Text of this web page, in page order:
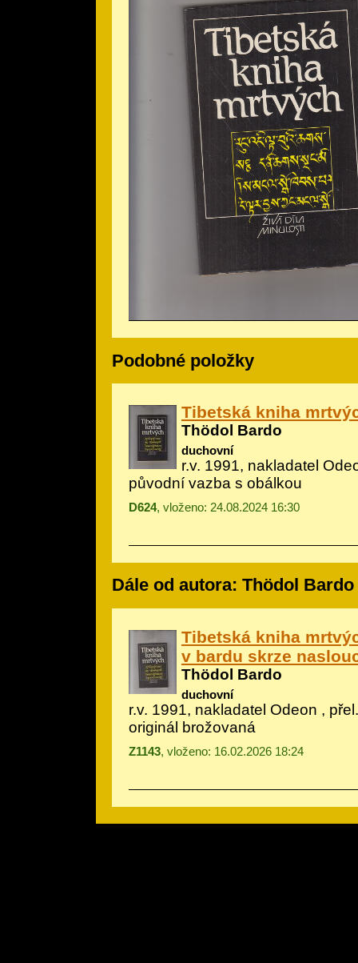
Podobné položky
Tibetská kniha
Thödol Bardo
duchovní
r.v. 1991, nakladatel
původní vazba s obálkou
D624, vloženo: 24.08.2024 16:30
Dále od autora: Thödol Bardo
Tibetská kniha
v bardu skrze
Thödol Bardo
duchovní
r.v. 1991, nakladatel Odeon ,
originál brožovaná
Z1143, vloženo: 16.02.2026 18:24